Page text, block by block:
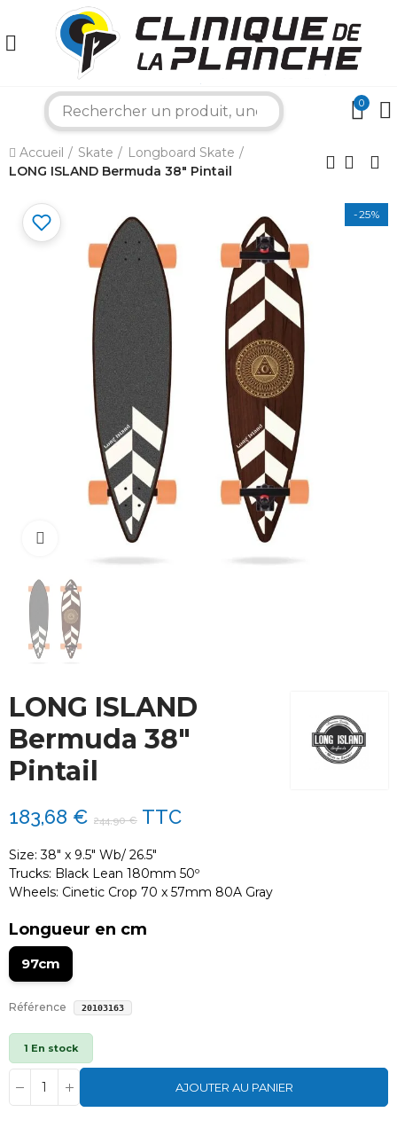
0
Accueil Skate
Longboard Skate
LONG ISLAND Bermuda 38" Pintail
-25%
Cliquez pour agrandir
LONG ISLAND
Bermuda 38"
Pintail
183,68 € 244,90 € TTC
Size: 38″ x 9.5″ Wb/ 26.5″
Trucks: Black Lean 180mm 50º
Wheels: Cinetic Crop 70 x 57mm 80A Gray
Longueur en cm
97cm
Référence 20103163
1 En stock
AJOUTER AU PANIER
×
Bonjour ! Je suis votre expert nautique.